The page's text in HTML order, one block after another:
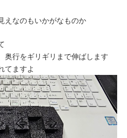
えなのもいかがなものか
奥行をギリギリまで伸ばします
てますよ